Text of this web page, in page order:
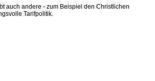
auch andere - zum Beispiel den Christlichen
Tarifpolitik.